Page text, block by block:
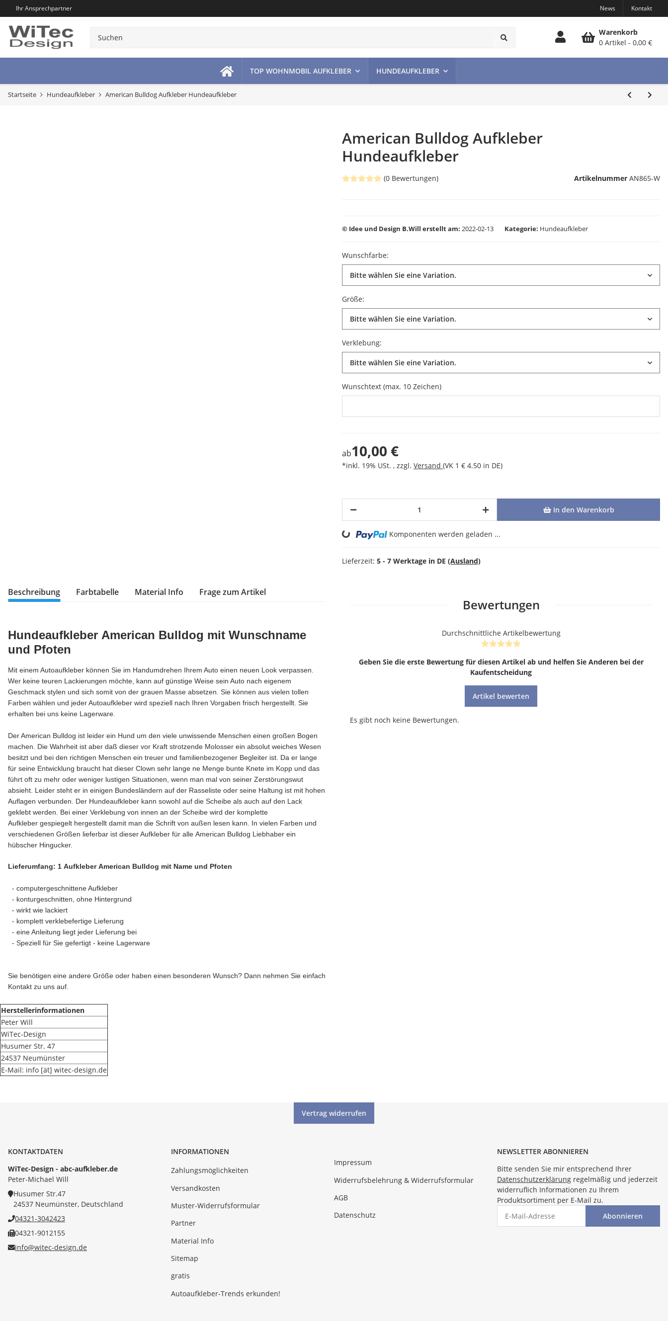
Ihr Ansprechpartner News Kontakt
TOP WOHNMOBIL AUFKLEBER HUNDEAUFKLEBER
Warenkorb
0 Artikel
0,00 €
Startseite Hundeaufkleber American Bulldog Aufkleber Hundeaufkleber
American Bulldog Aufkleber
Hundeaufkleber
(0 Bewertungen) Artikelnummer AN865-W
© Idee und Design B.Will erstellt am: 2022-02-13 Kategorie Hundeaufkleber
Wunschfarbe:
Bitte wählen Sie eine Variation.
Größe:
Bitte wählen Sie eine Variation.
Verklebung:
Bitte wählen Sie eine Variation.
Wunschtext (max. 10 Zeichen)
ab10,00 €
*inkl. 19% USt. , zzgl. Versand (VK 1 € 4.50 in DE)
In den Warenkorb
Loading... Komponenten werden geladen ...
Lieferzeit: 5 - 7 Werktage in DE (Ausland)
Beschreibung Farbtabelle Material Info Frage zum Artikel
Hundeaufkleber American Bulldog mit Wunschname
und Pfoten
Mit einem Autoaufkleber können Sie im Handumdrehen Ihrem Auto einen neuen Look verpassen.
Wer keine teuren Lackierungen möchte, kann auf günstige Weise sein Auto nach eigenem
Geschmack stylen und sich somit von der grauen Masse absetzen. Sie können aus vielen tollen
Farben wählen und jeder Autoaufkleber wird speziell nach Ihren Vorgaben frisch hergestellt. Sie
erhalten bei uns keine Lagerware.
Der American Bulldog ist leider ein Hund um den viele unwissende Menschen einen großen Bogen
machen. Die Wahrheit ist aber daß dieser vor Kraft strotzende Molosser ein absolut weiches Wesen
besitzt und bei den richtigen Menschen ein treuer und familienbezogener Begleiter ist. Da er lange
für seine Entwicklung braucht hat dieser Clown sehr lange ne Menge bunte Knete im Kopp und das
führt oft zu mehr oder weniger lustigen Situationen, wenn man mal von seiner Zerstörungswut
absieht. Leider steht er in einigen Bundesländern auf der Rasseliste oder seine Haltung ist mit hohen
Auflagen verbunden. Der Hundeaufkleber kann sowohl auf die Scheibe als auch auf den Lack
geklebt werden. Bei einer Verklebung von innen an der Scheibe wird der komplette
Aufkleber gespiegelt hergestellt damit man die Schrift von außen lesen kann. In vielen Farben und
verschiedenen Größen lieferbar ist dieser Aufkleber für alle American Bulldog Liebhaber ein
hübscher Hingucker.
Lieferumfang: 1 Aufkleber American Bulldog mit Name und Pfoten
- computergeschnittene Aufkleber
- konturgeschnitten, ohne Hintergrund
- wirkt wie lackiert
- komplett verklebefertige Lieferung
- eine Anleitung liegt jeder Lieferung bei
- Speziell für Sie gefertigt - keine Lagerware
Sie benötigen eine andere Größe oder haben einen besonderen Wunsch? Dann nehmen Sie einfach
Kontakt zu uns auf.
Herstellerinformationen
Peter Will
WiTec-Design
Husumer Str. 47
24537 Neumünster
E-Mail: info [ät] witec-design.de
Bewertungen
Durchschnittliche Artikelbewertung
Geben Sie die erste Bewertung für diesen Artikel ab und helfen Sie Anderen bei der
Kaufentscheidung
Artikel bewerten
Es gibt noch keine Bewertungen.
Vertrag widerrufen
KONTAKTDATEN
WiTec-Design - abc-aufkleber.de
Peter-Michael Will
Husumer Str.47
24537 Neumünster, Deutschland
04321-3042423
04321-9012155
info@witec-design.de
INFORMATIONEN
Zahlungsmöglichkeiten
Versandkosten
Muster-Widerrufsformular
Partner
Material Info
Sitemap
gratis
Autoaufkleber-Trends erkunden!
Impressum
Widerrufsbelehrung & Widerrufsformular
AGB
Datenschutz
NEWSLETTER ABONNIEREN
Bitte senden Sie mir entsprechend Ihrer
Datenschutzerklärung regelmäßig und jederzeit
widerruflich Informationen zu Ihrem
Produktsortiment per E-Mail zu.
Abonnieren